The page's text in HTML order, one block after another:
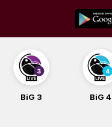
content
BiG 3 BiG 4